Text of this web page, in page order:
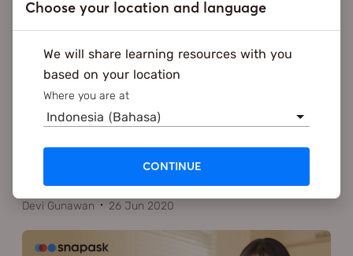
Choose your location and language
We will share learning resources with you
based on your location
Where you are at
Indonesia (Bahasa)
CONTINUE
5 Keuntungan Kuliah di Luar Negeri untuk
Karir Kamu Nanti!
Devi Gunawan 26 Jun 2020